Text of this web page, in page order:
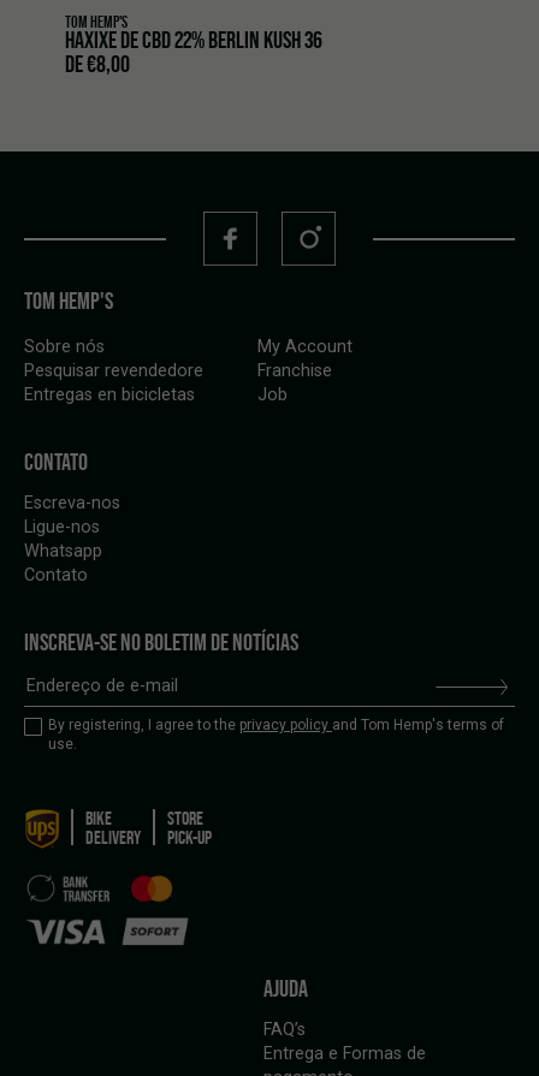
TOM HEMP'S
HAXIXE DE CBD 22% BERLIN KUSH 36
DE€8,00
TOM HEMP'S
Sobre nós
Pesquisar revendedore
Entregas en bicicletas
My Account
Franchise
Job
CONTATO
Escreva-nos
Ligue-nos
Whatsapp
Contato
INSCREVA-SE NO BOLETIM DE NOTÍCIAS
By registering, I agree to the privacy policy and Tom Hemp's terms of
use.
BIKE
DELIVERY
STORE
PICK-UP
AJUDA
FAQ’s
Entrega e Formas de